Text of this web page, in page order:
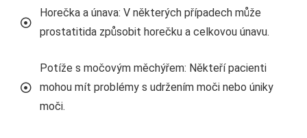
Horečka a únava: V některých případech může
prostatitida způsobit horečku a celkovou únavu.
Potíže s močovým měchýřem: Někteří pacienti
mohou mít problémy s udržením moči nebo úniky
moči.